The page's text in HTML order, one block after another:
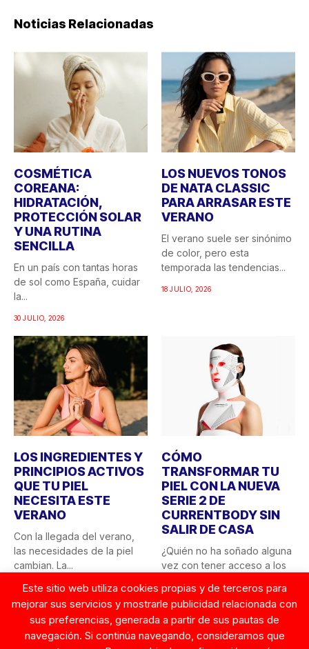
Noticias Relacionadas
COSMÉTICA
COREANA:
HIDRATACIÓN,
PROTECCIÓN SOLAR
Y UNA RUTINA
SENCILLA
En un país con tantas horas
de sol como España, cuidar
la...
30 JULIO, 2026
LOS NUEVOS TONOS
DE NATA CLASSIC
PARA ARRASAR ESTE
VERANO
El verano suele ser sinónimo
de color, pero esta
temporada las tendencias...
18 JULIO, 2026
LOS INGREDIENTES Y
PRINCIPIOS ACTIVOS
QUE TU PIEL
NECESITA ESTE
VERANO
Con la llegada del verano,
las necesidades de la piel
cambian. La...
17 JULIO, 2026
CÓMO
TRANSFORMAR TU
PIEL CON LA NUEVA
SERIE 2 DE
CURRENTBODY SIN
SALIR DE CASA
¿Quién no ha soñado alguna
vez con tener acceso a los
12 JUNIO, 2026
Este sitio web utiliza cookies propias y de terceros para
mejorar sus servicios y mostrarle publicidad relacionada con
sus preferencias, generada a partir de sus pautas de
navegación. Si continúa navegando, consideramos que